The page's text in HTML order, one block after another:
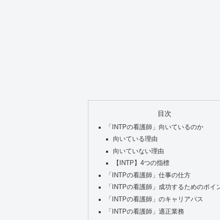
目次
「INTPの看護師」向いているのか
向いている理由
向いていない理由
【INTP】4つの指標
「INTPの看護師」仕事の仕方
「INTPの看護師」成功するためのポイ
「INTPの看護師」のキャリアパス
「INTPの看護師」適正業務